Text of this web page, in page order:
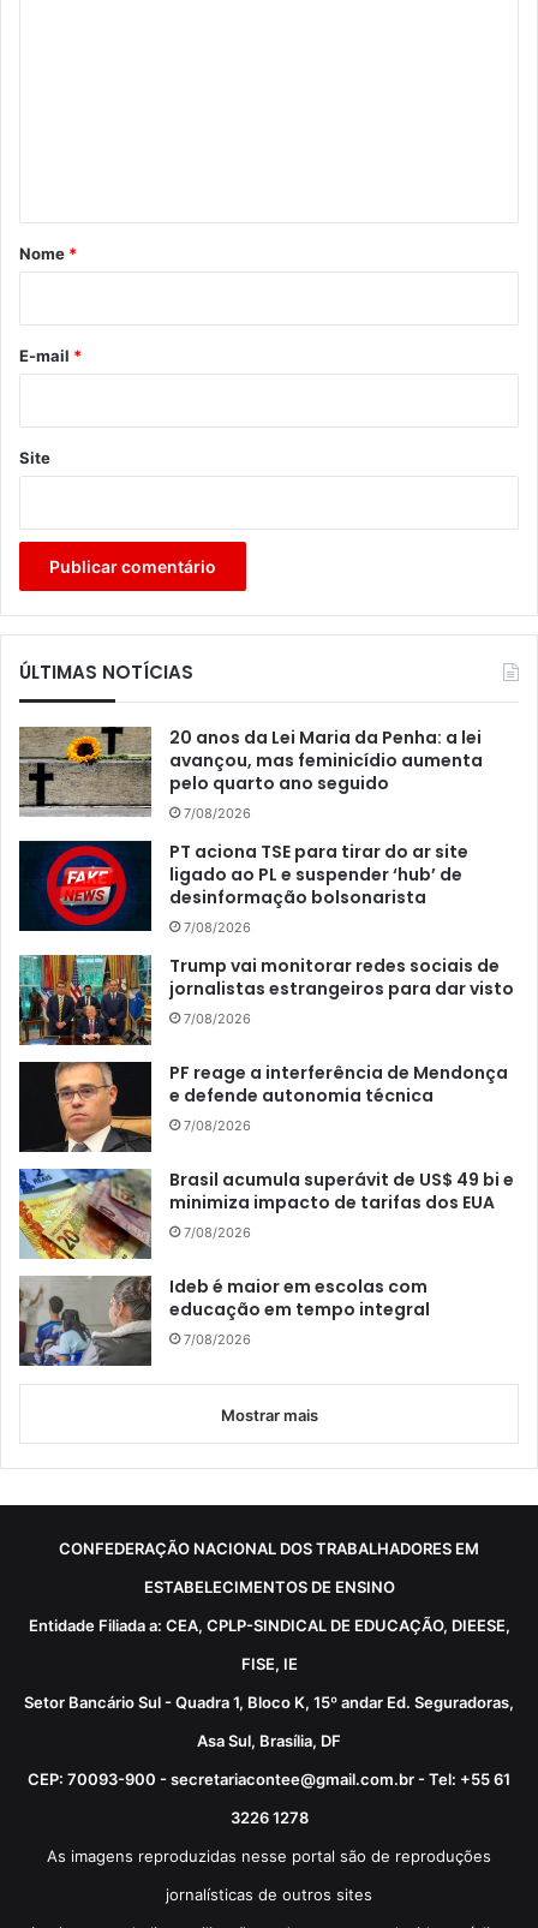
r
*
Nome *
E-mail *
Site
ÚLTIMAS NOTÍCIAS
20 anos da Lei Maria da Penha: a lei
avançou, mas feminicídio aumenta
pelo quarto ano seguido
7/08/2026
PT aciona TSE para tirar do ar site
ligado ao PL e suspender ‘hub’ de
desinformação bolsonarista
7/08/2026
Trump vai monitorar redes sociais de
jornalistas estrangeiros para dar visto
7/08/2026
PF reage a interferência de Mendonça
e defende autonomia técnica
7/08/2026
Brasil acumula superávit de US$ 49 bi e
minimiza impacto de tarifas dos EUA
7/08/2026
Ideb é maior em escolas com
educação em tempo integral
7/08/2026
Mostrar mais
CONFEDERAÇÃO NACIONAL DOS TRABALHADORES EM
ESTABELECIMENTOS DE ENSINO
Entidade Filiada a: CEA, CPLP-SINDICAL DE EDUCAÇÃO, DIEESE,
FISE, IE
Setor Bancário Sul - Quadra 1, Bloco K, 15º andar Ed. Seguradoras,
Asa Sul, Brasília, DF
CEP: 70093-900 - secretariacontee@gmail.com.br - Tel: +55 61
3226 1278
As imagens reproduzidas nesse portal são de reproduções
jornalísticas de outros sites